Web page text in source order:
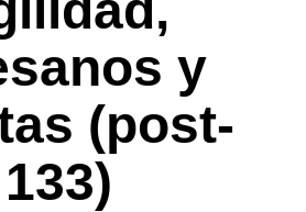
y
(post-
133)